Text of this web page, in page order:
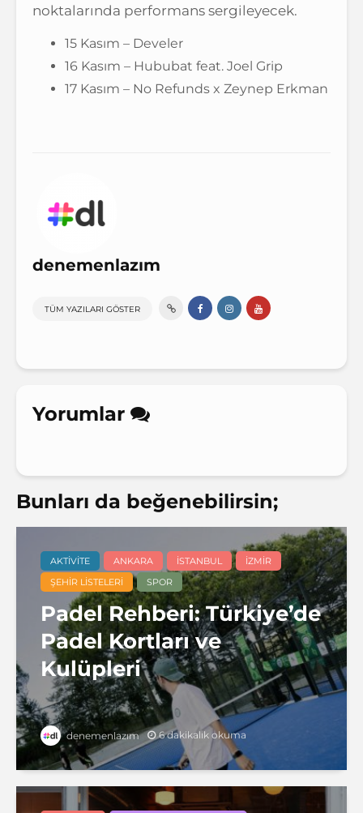
noktalarında performans sergileyecek.
15 Kasım – Develer
16 Kasım – Hububat feat. Joel Grip
17 Kasım – No Refunds x Zeynep Erkman
denemenlazım
TÜM YAZILARI GÖSTER
Yorumlar
Bunları da beğenebilirsin;
AKTIVITE ANKARA İSTANBUL
İZMIR
ŞEHIR LISTELERI
SPOR
Padel Rehberi: Türkiye’de
Padel Kortları ve
Kulüpleri
denemenlazım 6 dakikalık okuma